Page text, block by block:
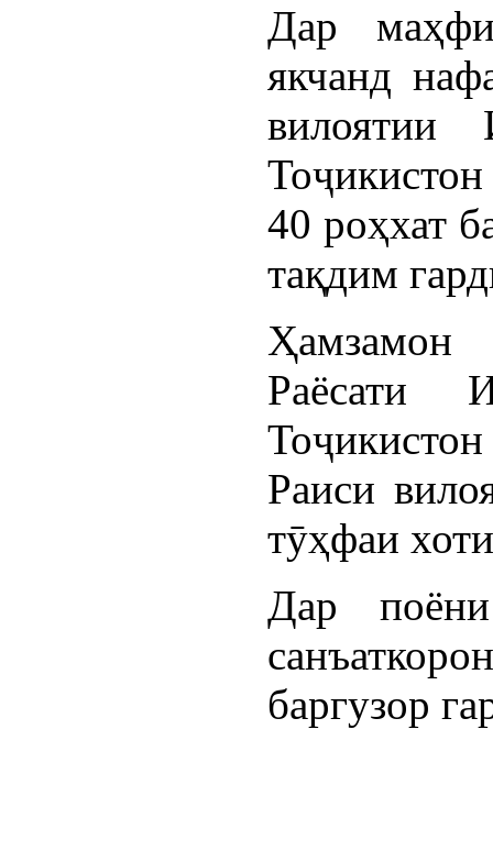
Дар
якчанд
вилоятии
40 роҳхат
тақдим
Раёсати
Раиси
тӯҳфаи
Дар
баргузор